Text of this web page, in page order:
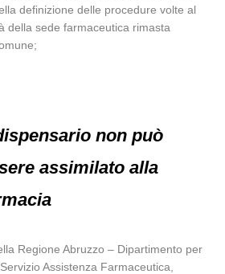
definizione delle procedure volte al
della sede farmaceutica rimasta
non può
assimilato alla
Regione Abruzzo – Dipartimento per
Assistenza Farmaceutica,